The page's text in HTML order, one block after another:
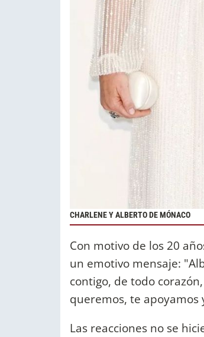
CHARLENE Y ALBERTO DE MÓNACO
Con motivo de los 20
un emotivo mensaje:
contigo, de todo
queremos, te apoyamos
Las reacciones no se